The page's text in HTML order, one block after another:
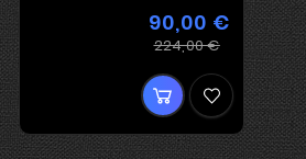
RAUDONAS
/ RUDAS /
/ ROŽINIS
/
VIOLETINIS
90,00 €
224,00 €
Įprasta
kaina
Kaina